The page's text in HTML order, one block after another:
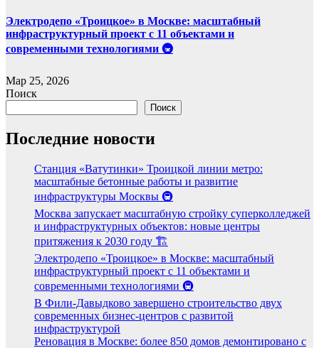
Электродепо «Троицкое» в Москве: масштабный
инфраструктурный проект с 11 объектами и
современными технологиями 🚇
Мар 25, 2026
Поиск
Поиск
Последние новости
Станция «Ватутинки» Троицкой линии метро:
масштабные бетонные работы и развитие
инфраструктуры Москвы 🚇
Москва запускает масштабную стройку суперколледжей
и инфраструктурных объектов: новые центры
притяжения к 2030 году 🏗️
Электродепо «Троицкое» в Москве: масштабный
инфраструктурный проект с 11 объектами и
современными технологиями 🚇
В Фили-Давыдково завершено строительство двух
современных бизнес-центров с развитой
инфраструктурой
Реновация в Москве: более 850 домов демонтировано с